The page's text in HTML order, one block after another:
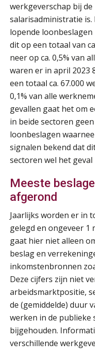
werkgeverschap bij
salarisadministratie is.
lopende
dit op een totaal van
neer op ca. 0,5% van
waren er in april 2023
een totaal ca. 67.000
0,1% van alle
gevallen gaat het om
in beide sectoren
loonbeslagen
signalen bekend dat
sectoren wel het geval
Meeste
afgerond
Jaarlijks worden er in
gelegd en ongeveer 1
gaat hier niet alleen
beslag en
inkomstenbronnen
Deze cijfers zijn niet
arbeidsmarktpositie,
de (gemiddelde) duur
werken in de publieke
bijgehouden.
verschillende